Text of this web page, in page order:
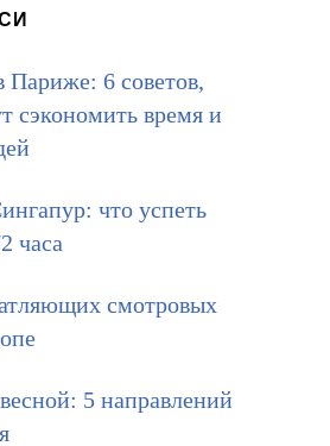
Париже: 6 советов,
сэкономить время и
что успеть
часа
смотровых
5 направлений